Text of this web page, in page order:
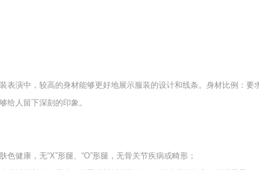
表演中，较高的身材能够更好地展示服装的设计和线条。身材比例：
给人留下深刻的印象。
健康，无“X”形腿、“O”形腿，无骨关节疾病或畸形；